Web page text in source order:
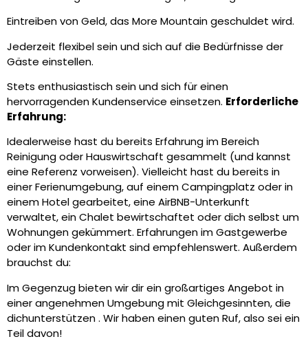
Eintreiben von Geld, das More Mountain geschuldet wird.
Jederzeit flexibel sein und sich auf die Bedürfnisse der
Gäste einstellen.
Stets enthusiastisch sein und sich für einen
hervorragenden Kundenservice einsetzen. Erforderliche
Erfahrung:
Idealerweise hast du bereits Erfahrung im Bereich
Reinigung oder Hauswirtschaft gesammelt (und kannst
eine Referenz vorweisen). Vielleicht hast du bereits in
einer Ferienumgebung, auf einem Campingplatz oder in
einem Hotel gearbeitet,eine AirBNB-Unterkunft
verwaltet, ein Chalet bewirtschaftet oder dich selbst um
Wohnungen gekümmert. Erfahrungen im Gastgewerbe
oder im Kundenkontakt sind empfehlenswert. Außerdem
brauchst du:
Im Gegenzug bieten wir dir ein großartiges Angebot in
einer angenehmen Umgebung mit Gleichgesinnten, die
dichunterstützen. Wir haben einen guten Ruf, also sei ein
Teil davon!